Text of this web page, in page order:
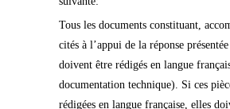
Tous les documents constituant,
cités à l’appui de la réponse
doivent être rédigés en langue
documentation technique). Si ces
rédigées en langue française, elles